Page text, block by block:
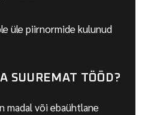
üle piirnormide kulunud
SUUREMAT TÖÖD?
madal või ebaühtlane